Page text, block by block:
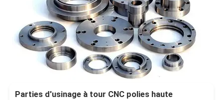
Parties d'usinage à tour CNC polies haute